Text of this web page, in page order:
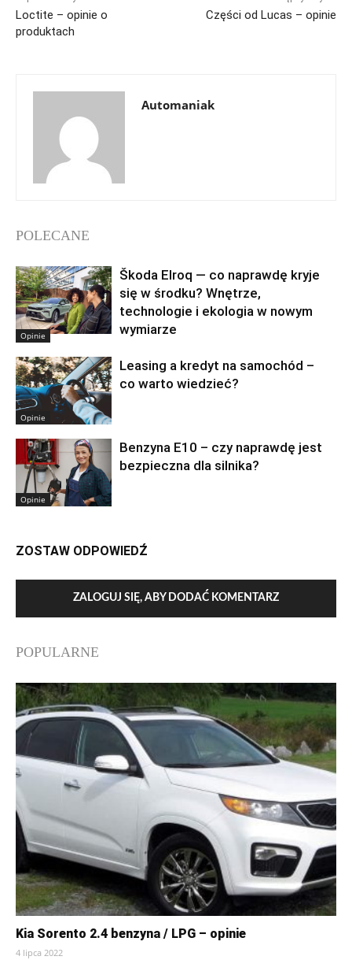
Loctite – opinie o
produktach
Części od Lucas – opinie
Automaniak
POLECANE
Opinie
Škoda Elroq — co naprawdę kryje
się w środku? Wnętrze,
technologie i ekologia w nowym
wymiarze
Opinie
Leasing a kredyt na samochód –
co warto wiedzieć?
Opinie
Benzyna E10 – czy naprawdę jest
bezpieczna dla silnika?
ZOSTAW ODPOWIEDŹ
ZALOGUJ SIĘ, ABY DODAĆ KOMENTARZ
POPULARNE
Kia Sorento 2.4 benzyna / LPG – opinie
4 lipca 2022